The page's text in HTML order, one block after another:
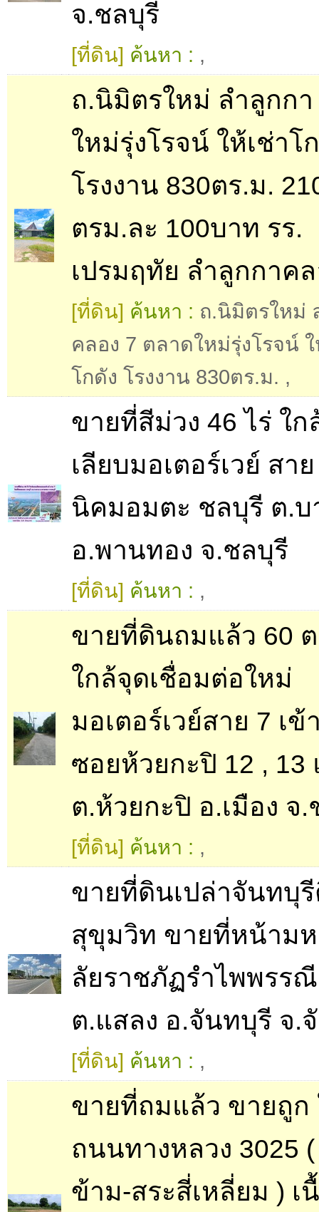
จ.ชลบุรี
[ที่ดิน] ค้นหา : ,
ถ.นิมิตรใหม่ ลำลูกก
ใหม่รุ่งโรจน์ ให้เช่าโ
โรงงาน 830ตร.ม.
ตรม.ละ 100บาท รร.
เปรมฤทัย ลำลูกกาค
[ที่ดิน] ค้นหา : ถ.นิมิตรใหม่
คลอง 7 ตลาดใหม่รุ่งโรจน์ ใ
โกดัง โรงงาน 830ตร.ม. ,
ขายที่สีม่วง 46 ไร่ ใ
เลียบมอเตอร์เวย์ สา
นิคมอมตะ ชลบุรี ต.บ
อ.พานทอง จ.ชลบุรี
[ที่ดิน] ค้นหา : ,
ขายที่ดินถมแล้ว 60
ใกล้จุดเชื่อมต่อใหม่
มอเตอร์เวย์สาย 7 เข้
ซอยห้วยกะปิ 12 , 13
ต.ห้วยกะปิ อ.เมือง จ.
[ที่ดิน] ค้นหา : ,
ขายที่ดินเปล่าจันทบุ
สุขุมวิท ขายที่หน้าม
ลัยราชภัฏรําไพพรรณี
ต.แสลง อ.จันทบุรี จ.
[ที่ดิน] ค้นหา : ,
ขายที่ถมแล้ว ขายถูก
ถนนทางหลวง 3025
ข้าม-สระสี่เหลี่ยม ) เ